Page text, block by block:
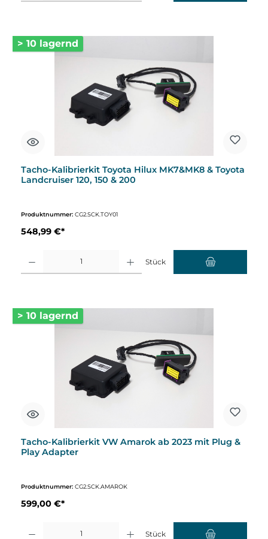
> 10 lagernd
Tacho-Kalibrierkit Toyota Hilux MK7&MK8 & Toyota
Landcruiser 120, 150 & 200
Produktnummer: CG2.SCK.TOY01
548,99 €*
Stück
> 10 lagernd
Tacho-Kalibrierkit VW Amarok ab 2023 mit Plug &
Play Adapter
Produktnummer: CG2.SCK.AMAROK
599,00 €*
Stück